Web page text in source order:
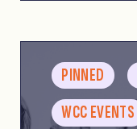
PINNED
WCC EVENTS